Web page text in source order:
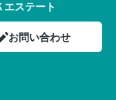
ステート
お問い合わせ